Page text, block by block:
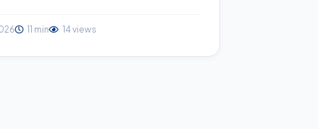
11 min 14 views